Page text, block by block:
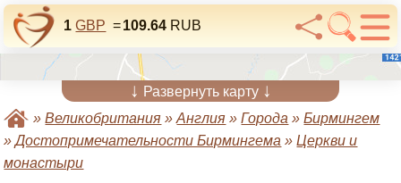
1 GBP =109.64 RUB
↓ Развернуть карту ↓
»Великобритания »Англия »Города »Бирмингем
»Достопримечательности Бирмингема »Церкви и
монастыри